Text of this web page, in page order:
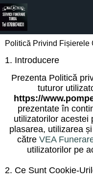
Politică Privind Fișierele
1. Introducere
Prezenta Politică
tuturor
https://
prezentate în
utilizatorilor acestei
plasarea, utilizarea
către VEA
utilizatorilor pe
2. Ce Sunt Cookie-